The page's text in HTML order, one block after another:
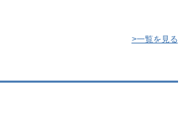
>一覧を見る